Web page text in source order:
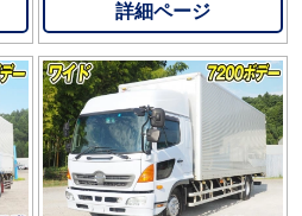
詳細ページ